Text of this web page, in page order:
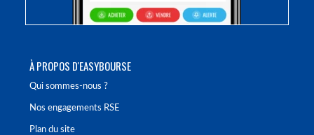
À PROPOS D'EASYBOURSE
Qui sommes-nous ?
Nos engagements RSE
Plan du site